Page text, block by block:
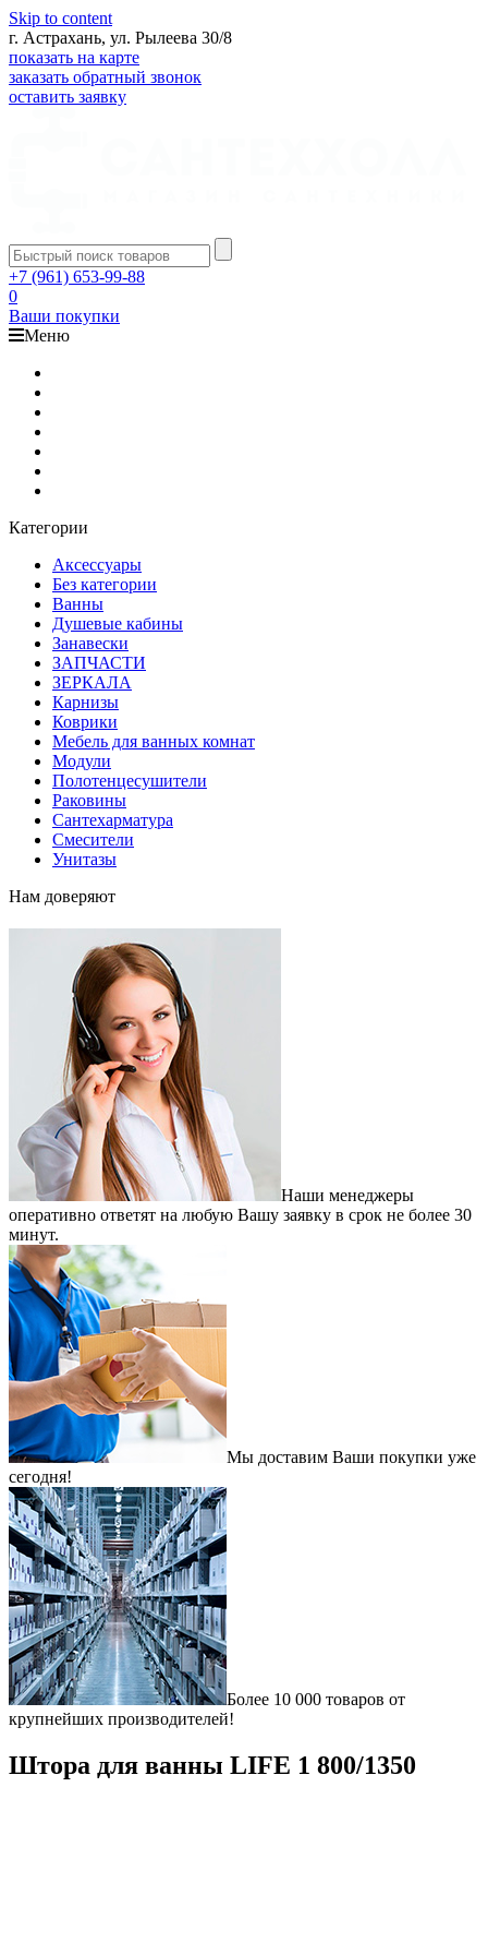
Skip to content
г. Астрахань, ул. Рылеева 30/8
показать на карте
заказать обратный звонок
оставить заявку
+7 (961) 653-99-88
0
Ваши покупки
Меню
Категории
Аксессуары
Без категории
Ванны
Душевые кабины
Занавески
ЗАПЧАСТИ
ЗЕРКАЛА
Карнизы
Коврики
Мебель для ванных комнат
Модули
Полотенцесушители
Раковины
Сантехарматура
Смесители
Унитазы
Нам доверяют
Наши менеджеры
оперативно ответят на любую Вашу заявку в срок не более 30
минут.
Мы доставим Ваши покупки уже
сегодня!
Более 10 000 товаров от
крупнейших производителей!
Штора для ванны LIFE 1 800/1350